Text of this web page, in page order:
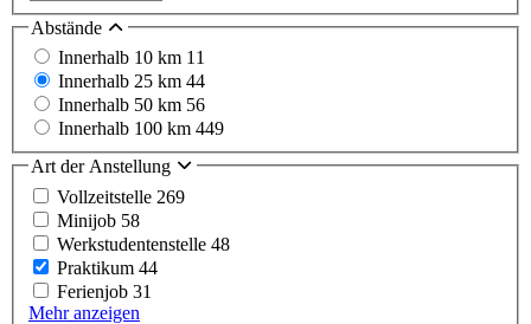
Abstände
Innerhalb 10 km 11
Innerhalb 25 km 44
Innerhalb 50 km 56
Innerhalb 100 km 449
Art der Anstellung
Vollzeitstelle 269
Minijob 58
Werkstudentenstelle 48
Praktikum 44
Ferienjob 31
Mehr anzeigen